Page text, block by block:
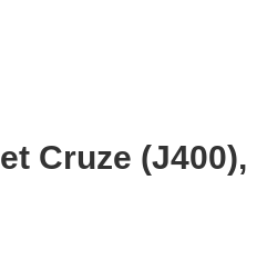
Cruze (J400),